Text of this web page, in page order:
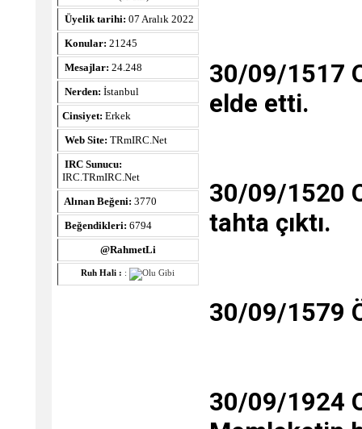
Üyelik tarihi: 07 Aralık 2022
Konular: 21245
Mesajlar: 24.248
Nerden: İstanbul
Cinsiyet: Erkek
Web Site: TRmIRC.Net
IRC Sunucu:
IRC.TRmIRC.Net
Alınan Beğeni: 3770
Beğendikleri: 6794
@RahmetLi
Ruh Hali : :
30/09/1517
elde etti.
30/09/1520
tahta çıktı.
30/09/1579
30/09/1924